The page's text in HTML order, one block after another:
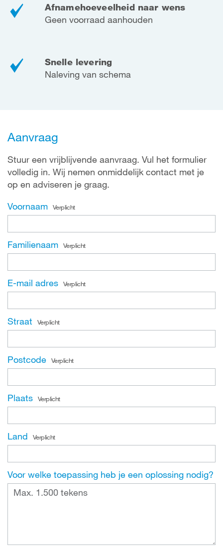
Afnamehoeveelheid naar wens
Geen voorraad aanhouden
Snelle levering
Naleving van schema
Aanvraag
Stuur een vrijblijvende aanvraag. Vul het formulier
volledig in. Wij nemen onmiddelijk contact met je
op en adviseren je graag.
Voornaam
Verplicht
Familienaam Verplicht
E-mail adres Verplicht
Straat Verplicht
Postcode Verplicht
Plaats Verplicht
Land Verplicht
Voor welke toepassing heb je een oplossing nodig?